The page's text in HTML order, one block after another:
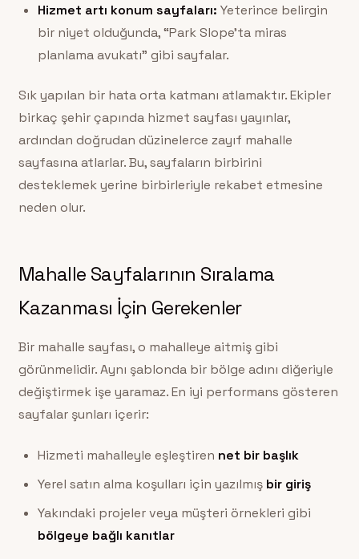
Hizmet artı konum sayfaları: Yeterince belirgin
bir niyet olduğunda, “Park Slope’ta miras
planlama avukatı” gibi sayfalar.
Sık yapılan bir hata orta katmanı atlamaktır. Ekipler
birkaç şehir çapında hizmet sayfası yayınlar,
ardından doğrudan düzinelerce zayıf mahalle
sayfasına atlarlar. Bu, sayfaların birbirini
desteklemek yerine birbirleriyle rekabet etmesine
neden olur.
Mahalle Sayfalarının Sıralama
Kazanması İçin Gerekenler
Bir mahalle sayfası, o mahalleye aitmiş gibi
görünmelidir. Aynı şablonda bir bölge adını diğeriyle
değiştirmek işe yaramaz. En iyi performans gösteren
sayfalar şunları içerir:
Hizmeti mahalleyle eşleştiren net bir başlık
Yerel satın alma koşulları için yazılmış bir giriş
Yakındaki projeler veya müşteri örnekleri gibi
bölgeye bağlı kanıtlar